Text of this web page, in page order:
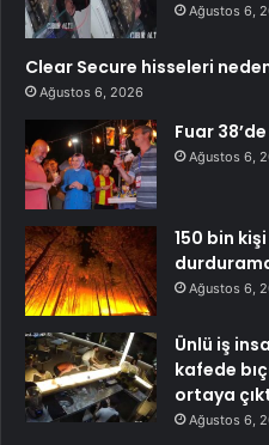
Ağustos 6,
Clear Secure hisseleri
Ağustos 6, 2026
Fuar
Ağustos 6,
150 bin
Ağustos 6,
Ünlü iş
kafede
ortaya
Ağustos 6,